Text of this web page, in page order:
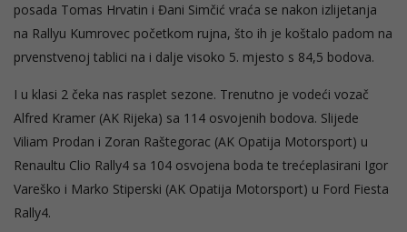
posada Tomas Hrvatin i Đani Simčić vraća se nakon izlijetanja
na Rallyu Kumrovec početkom rujna, što ih je koštalo padom na
prvenstvenoj tablici na i dalje visoko 5. mjesto s 84,5 bodova.
I u klasi 2 čeka nas rasplet sezone. Trenutno je vodeći vozač
Alfred Kramer (AK Rijeka) sa 114 osvojenih bodova. Slijede
Viliam Prodan i Zoran Raštegorac (AK Opatija Motorsport) u
Renaultu Clio Rally4 sa 104 osvojena boda te trećeplasirani Igor
Vareško i Marko Stiperski (AK Opatija Motorsport) u Ford Fiesta
Rally4.